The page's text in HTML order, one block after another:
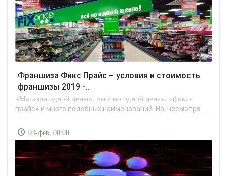
Франшиза Фикс Прайс – условия и стоимость
франшизы 2019 -..
«Магазин одной цены», «всё по одной цене», «фикс-
прайс» и много подобных наименований. Но, несмотря..
04-фев, 00:00